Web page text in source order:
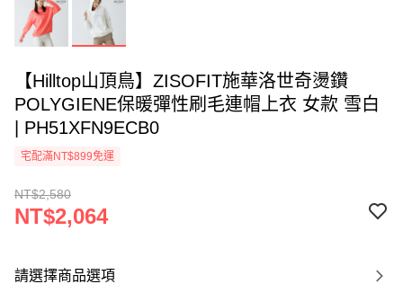
【Hilltop山頂鳥】ZISOFIT施華洛世奇燙鑽
POLYGIENE保暖彈性刷毛連帽上衣 女款 雪白
| PH51XFN9ECB0
宅配滿NT$899免運
NT$2,580
NT$2,064
請選擇商品選項